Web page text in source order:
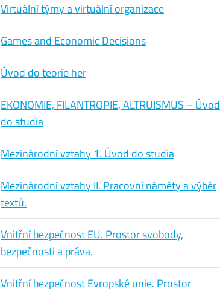
Virtuální týmy a virtuální organizace
Games and Economic Decisions
Úvod do teorie her
EKONOMIE, FILANTROPIE, ALTRUISMUS – Úvod
do studia
Mezinárodní vztahy 1. Úvod do studia
Mezinárodní vztahy II. Pracovní náměty a výběr
textů.
Vnitřní bezpečnost EU. Prostor svobody,
bezpečnosti a práva.
Vnitřní bezpečnost Evropské unie. Prostor